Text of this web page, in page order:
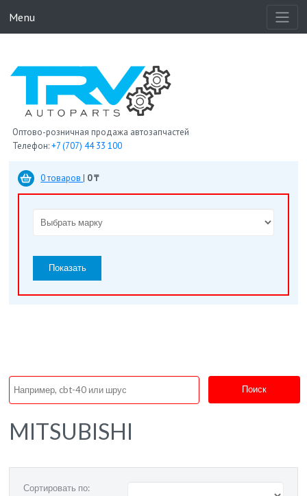
Menu
Оптово-розничная продажа автозапчастей
Телефон:+7 (707) 44 33 100
0 товаров | 0 ₸
Показать
Поиск
MITSUBISHI
Сортировать по: